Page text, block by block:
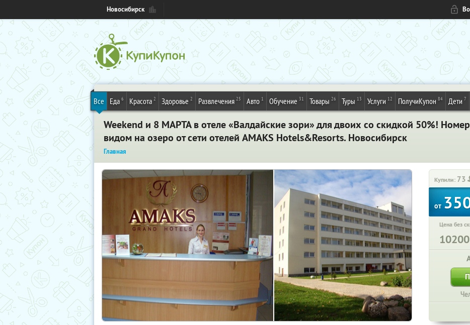
Новосибирск
Все Еда 6 Красота 2 Здоровье 2 Развлечения 25 Авто 1 Обучение 31 Товары 26 Туры 13 Услуги 12 ПолучиКупон 84 Дети 7
Weekend и 8 МАРТА в отеле «Валдайские зори» для двоих со скидкой 50%!
видом на озеро от сети отелей AMAKS Hotels&Resorts. Новосибирск
Главная
Купили: 73
от
Цена без
10200